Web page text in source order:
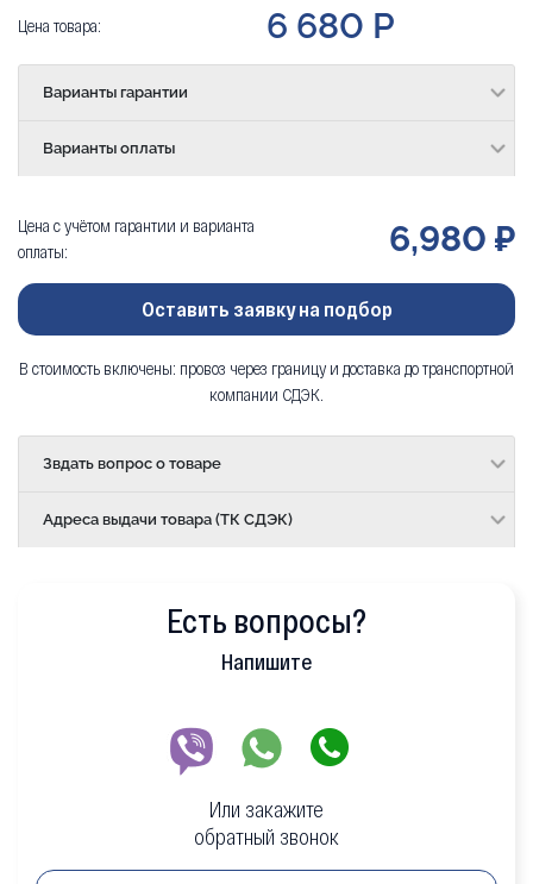
Цена товара: 6 680 Р
Варианты гарантии
Варианты оплаты
Цена с учётом гарантии и варианта
оплаты:
6,980 ₽
Оставить заявку на подбор
В стоимость включены: провоз через границу и доставка до транспортной
компании СДЭК.
Звдать вопрос о товаре
Адреса выдачи товара (ТК СДЭК)
Есть вопросы?
Напишите
Или закажите
обратный звонок